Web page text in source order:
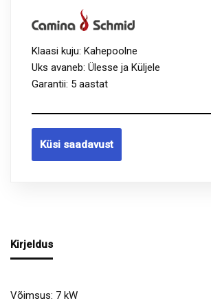
Klaasi kuju: Kahepoolne
Uks avaneb: Ülesse ja Küljele
Garantii: 5 aastat
Küsi saadavust
Kirjeldus
Võimsus: 7 kW